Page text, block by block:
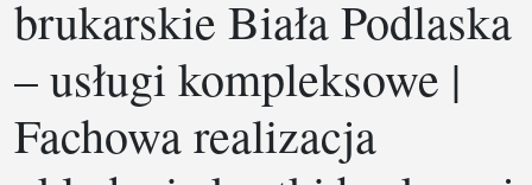
brukarskie Biała Podlaska
– usługi kompleksowe |
Fachowa realizacja